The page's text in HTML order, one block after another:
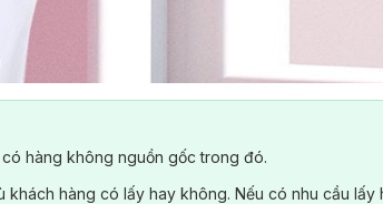
hàng không nguồn gốc trong đó.
khách hàng có lấy hay không. Nếu có nhu cầu lấy